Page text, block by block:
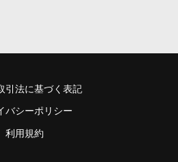
引法に基づく表記
バシーポリシー
利用規約